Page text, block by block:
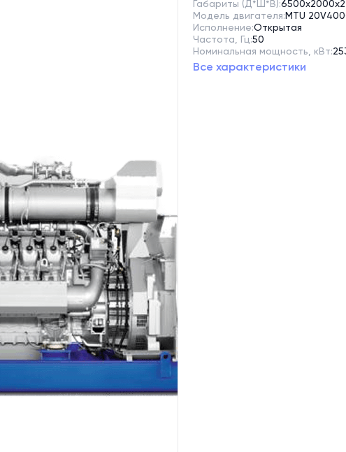
Габариты (Д*Ш*В):
Модель двигателя: MTU
Исполнение:Открытая
Частота, Гц:50
Номинальная мощность, кВт:
Все характеристики